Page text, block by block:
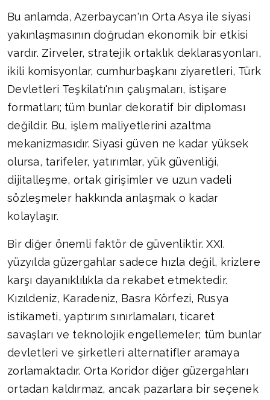
Bu anlamda, Azerbaycan'ın Orta Asya ile siyasi
yakınlaşmasının doğrudan ekonomik bir etkisi
vardır. Zirveler, stratejik ortaklık deklarasyonları,
ikili komisyonlar, cumhurbaşkanı ziyaretleri, Türk
Devletleri Teşkilatı'nın çalışmaları, istişare
formatları; tüm bunlar dekoratif bir diploması
değildir. Bu, işlem maliyetlerini azaltma
mekanizmasıdır. Siyasi güven ne kadar yüksek
olursa, tarifeler, yatırımlar, yük güvenliği,
dijitalleşme, ortak girişimler ve uzun vadeli
sözleşmeler hakkında anlaşmak o kadar
kolaylaşır.
Bir diğer önemli faktör de güvenliktir. XXI.
yüzyılda güzergahlar sadece hızla değil, krizlere
karşı dayanıklılıkla da rekabet etmektedir.
Kızıldeniz, Karadeniz, Basra Körfezi, Rusya
istikameti, yaptırım sınırlamaları, ticaret
savaşları ve teknolojik engellemeler; tüm bunlar
devletleri ve şirketleri alternatifler aramaya
zorlamaktadır. Orta Koridor diğer güzergahları
ortadan kaldırmaz, ancak pazarlara bir seçenek